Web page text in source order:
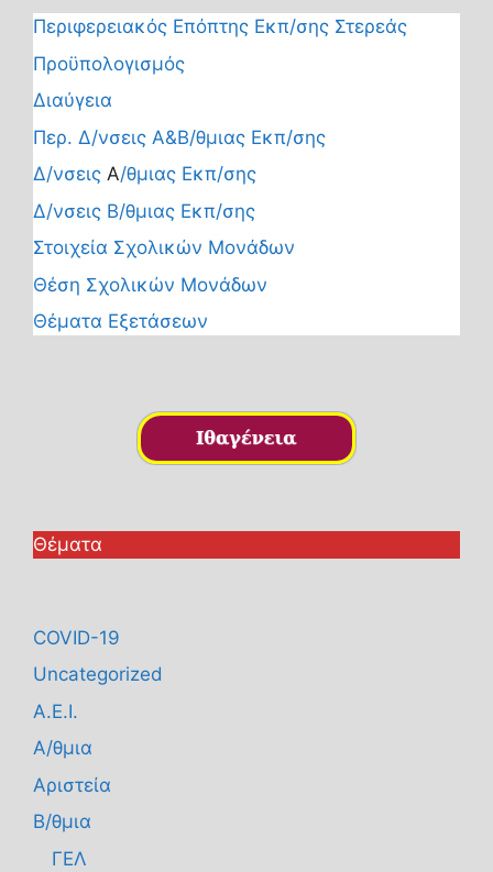
Περιφερειακός Επόπτης Εκπ/σης Στερεάς
Προϋπολογισμός
Διαύγεια
Περ. Δ/νσεις Α&Β/θμιας Εκπ/σης
Δ/νσεις Α/θμιας Εκπ/σης
Δ/νσεις Β/θμιας Εκπ/σης
Στοιχεία Σχολικών Μονάδων
Θέση Σχολικών Μονάδων
Θέματα Εξετάσεων
Θέματα
COVID-19
Uncategorized
Α.Ε.Ι.
Α/θμια
Αριστεία
Β/θμια
ΓΕΛ